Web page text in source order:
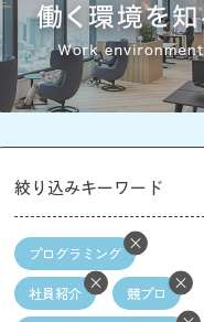
絞り込みキーワード
プログラミング
社員紹介 競プロ